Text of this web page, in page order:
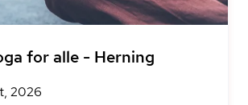
for alle - Herning
2026